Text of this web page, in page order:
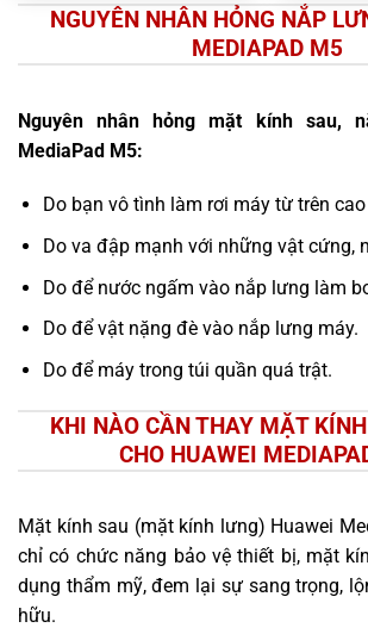
NGUYÊN NHÂN HỎNG NẮP
MEDIAPAD M5
Nguyên nhân hỏng mặt kính sau,
MediaPad M5:
Do bạn vô tình làm rơi máy từ trên
Do va đập mạnh với những vật cứng,
Do để nước ngấm vào nắp lưng làm
Do để vật nặng đè vào nắp lưng máy.
Do để máy trong túi quần quá trật.
KHI NÀO CẦN THAY MẶT
CHO HUAWEI
Mặt kính sau (mặt kính lưng) Huawei
chỉ có chức năng bảo vệ thiết bị, mặt
dụng thẩm mỹ, đem lại sự sang trọng,
hữu.